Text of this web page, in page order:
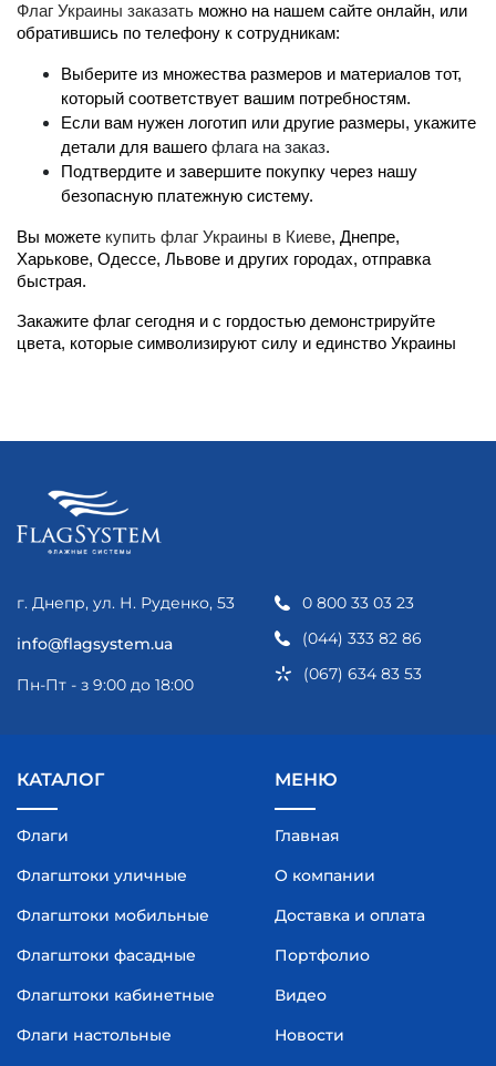
Флаг Украины заказать можно на нашем сайте онлайн, или
обратившись по телефону к сотрудникам:
Выберите из множества размеров и материалов тот,
который соответствует вашим потребностям.
Если вам нужен логотип или другие размеры, укажите
детали для вашего флага на заказ.
Подтвердите и завершите покупку через нашу
безопасную платежную систему.
Вы можете купить флаг Украины в Киеве, Днепре,
Харькове, Одессе, Львове и других городах, отправка
быстрая.
Закажите флаг сегодня и с гордостью демонстрируйте
цвета, которые символизируют силу и единство Украины
г. Днепр, ул. Н. Руденко, 53
info@flagsystem.ua
Пн-Пт - з 9:00 до 18:00
0 800 33 03 23
(044) 333 82 86
(067) 634 83 53
КАТАЛОГ
Флаги
Флагштоки уличные
Флагштоки мобильные
Флагштоки фасадные
Флагштоки кабинетные
Флаги настольные
МЕНЮ
Главная
О компании
Доставка и оплата
Портфолио
Видео
Новости